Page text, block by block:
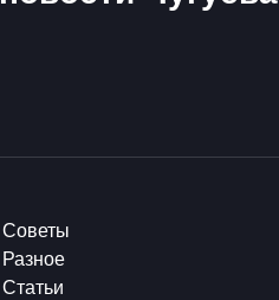
Советы
Разное
Статьи